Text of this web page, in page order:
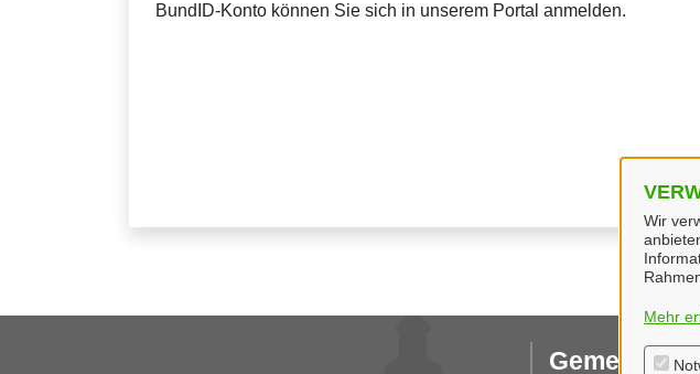
Wir
Mehr
BundID-Konto können Sie sich in unserem Portal anmelden.
Gemeinde